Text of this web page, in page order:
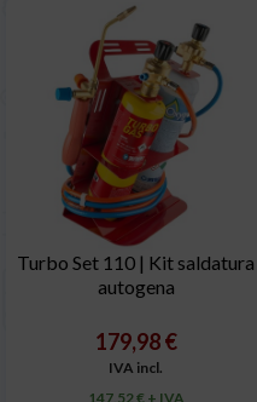
Turbo Set 110 | Kit saldatura
autogena
179,98 €
IVA incl.
147,52 € + IVA